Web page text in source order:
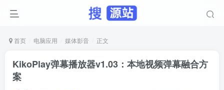
首页 电脑应用 媒体影音 正文
KikoPlay弹幕播放器v1.03：本地视频弹幕融合方
案